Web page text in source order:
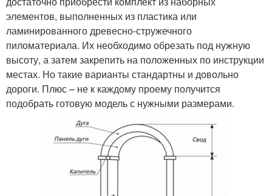
элементов, выполненных из пластика или
ламинированного древесно-стружечного
пиломатериала. Их необходимо обрезать под нужную
высоту, а затем закрепить на положенных по инструкции
местах. Но такие варианты стандартны и довольно
дороги. Плюс – не к каждому проему получится
подобрать готовую модель с нужными размерами.